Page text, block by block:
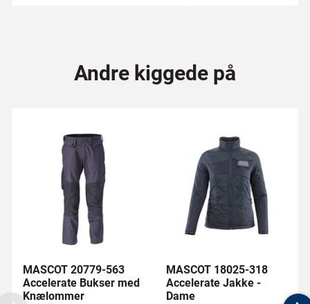
Andre kiggede på
MASCOT 20779-563
Accelerate Bukser med
Knælommer
MASCOT 18025-318
Accelerate Jakke -
Dame